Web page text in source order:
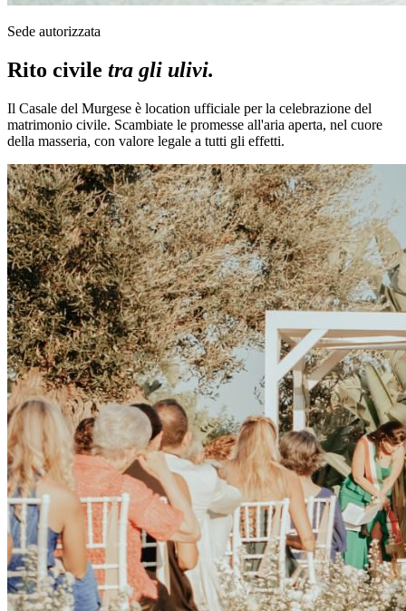
Sede autorizzata
Rito civile tra gli ulivi.
Il Casale del Murgese è location ufficiale per la celebrazione del
matrimonio civile. Scambiate le promesse all'aria aperta, nel cuore
della masseria, con valore legale a tutti gli effetti.